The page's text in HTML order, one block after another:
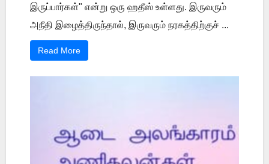
இருப்பார்கள்" என்று ஒரு ஹதீஸ் உள்ளது. இருவரும்
அநீதி இழைத்திருந்தால், இருவரும் நரகத்திற்குச் ...
Read More